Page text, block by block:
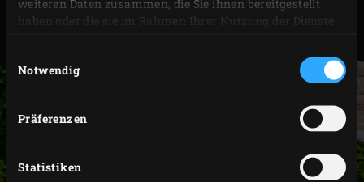
weiteren Daten zusammen, die Sie ihnen bereitgestellt
haben oder die sie im Rahmen Ihrer Nutzung der Dienste
Notwendig
Präferenzen
Statistiken
alles andere als mittelmässig.